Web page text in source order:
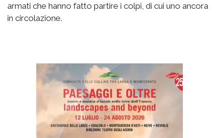
armati che hanno fatto partire i colpi, di cui uno ancora
in circolazione.